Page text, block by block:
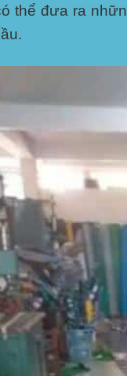
thể đưa ra